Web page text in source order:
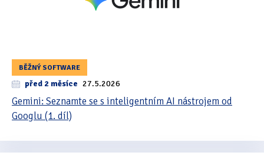
BĚŽNÝ SOFTWARE
před 2 měsíce 27.5.2026
Gemini: Seznamte se s inteligentním AI nástrojem od
Googlu (1. díl)